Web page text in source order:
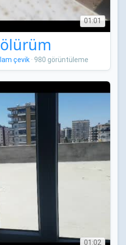
01:01
çevik· 980 görüntüleme
01:02